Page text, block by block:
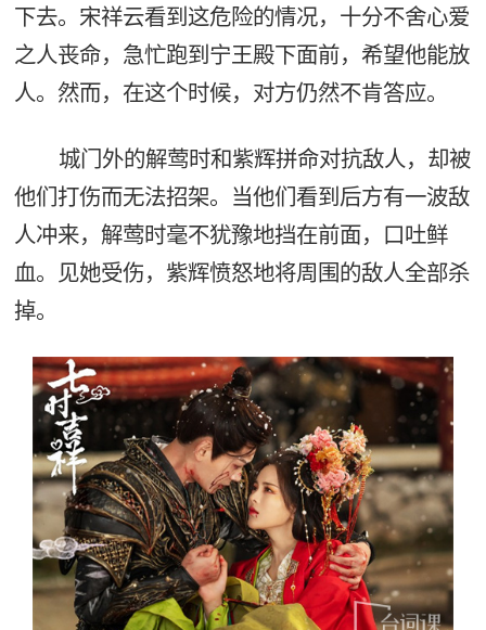
下去。宋祥云看到这危险的情况，十分不舍心爱
之人丧命，急忙跑到宁王殿下面前，希望他能放
人。然而，在这个时候，对方仍然不肯答应。
城门外的解莺时和紫辉拼命对抗敌人，却被
他们打伤而无法招架。当他们看到后方有一波敌
人冲来，解莺时毫不犹豫地挡在前面，口吐鲜
血。见她受伤，紫辉愤怒地将周围的敌人全部杀
掉。